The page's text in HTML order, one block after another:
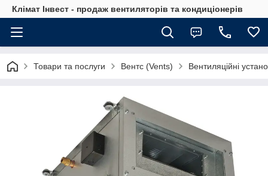
Клімат Інвест - продаж вентиляторів та кондиціонерів
Товари та послуги Вентс (Vents) Вентиляційні